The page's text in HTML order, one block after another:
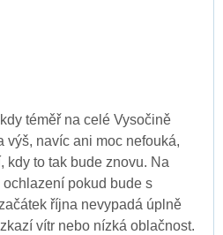
téměř na celé Vysočině
výš, navíc ani moc nefouká,
kdy to tak bude znovu. Na
pokud bude s
října nevypadá úplně
vítr nebo nízká oblačnost.